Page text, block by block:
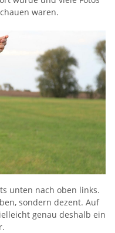
waren.
unten nach oben links.
sondern dezent. Auf
genau deshalb ein